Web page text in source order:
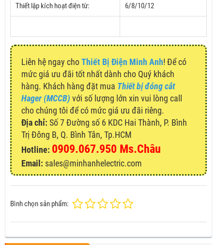
Thiết lập kích hoạt điện từ: 6/8/10/12
Liên hệ ngay choThiết Bị Điện Minh Anh! Để có
mức giá ưu đãi tốt nhất dành cho Quý khách
hàng. Khách hàng đặt mua Thiết bị đóng cắt
Hager (MCCB) với số lượng lớn xin vui lòng call
cho chúng tôi để có mức giá ưu đãi riêng.
Địa chỉ: Số 7 Đường số 6 KDC Hai Thành, P. Bình
Trị Đông B, Q. Bình Tân, Tp.HCM
Hotline: 0909.067.950 Ms.Châu
Email: sales@minhanhelectric.com
Bình chọn sản phẩm: